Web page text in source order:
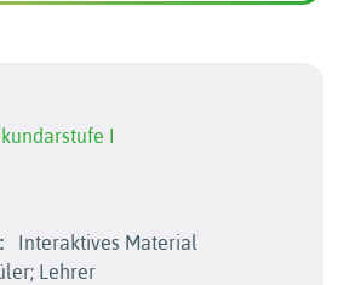
I
Interaktives Material
Lehrer